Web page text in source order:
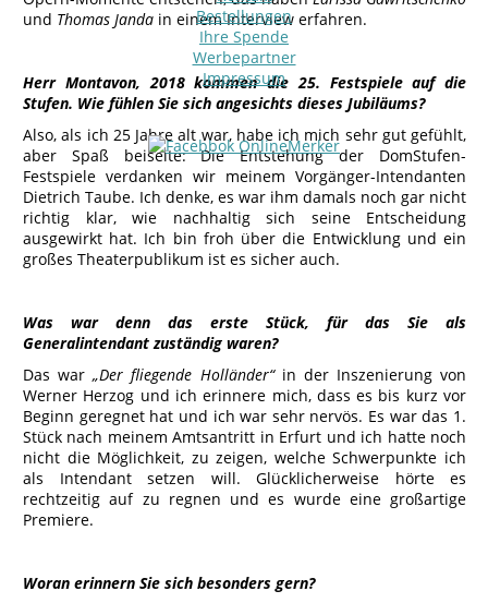
Bestellungen
Ihre Spende
Werbepartner
Impressum
und Thomas Janda in einem Interview erfahren.
Herr Montavon, 2018 kommen die 25. Festspiele auf die
Stufen. Wie fühlen Sie sich angesichts dieses Jubiläums?
Also, als ich 25 Jahre alt war, habe ich mich sehr gut gefühlt,
aber Spaß beiseite: Die Entstehung der DomStufen-
Festspiele verdanken wir meinem Vorgänger-Intendanten
Dietrich Taube. Ich denke, es war ihm damals noch gar nicht
richtig klar, wie nachhaltig sich seine Entscheidung
ausgewirkt hat. Ich bin froh über die Entwicklung und ein
großes Theaterpublikum ist es sicher auch.
Was war denn das erste Stück, für das Sie als
Generalintendant zuständig waren?
Das war„Der fliegende Holländer“in der Inszenierung von
Werner Herzog und ich erinnere mich, dass es bis kurz vor
Beginn geregnet hat und ich war sehr nervös. Es war das 1.
Stück nach meinem Amtsantritt in Erfurt und ich hatte noch
nicht die Möglichkeit, zu zeigen, welche Schwerpunkte ich
als Intendant setzen will. Glücklicherweise hörte es
rechtzeitig auf zu regnen und es wurde eine großartige
Premiere.
Woran erinnern Sie sich besonders gern?